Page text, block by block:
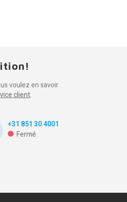
voulez en savoir
client.
+31 851 30 4001
Fermé